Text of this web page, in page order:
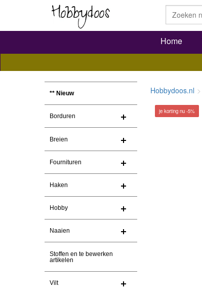
Home
** Nieuw
Borduren
Breien
Fournituren
Haken
Hobby
Naaien
Stoffen en te bewerken
artikelen
Vilt
Hobbydoos.nl
je korting nu -5%